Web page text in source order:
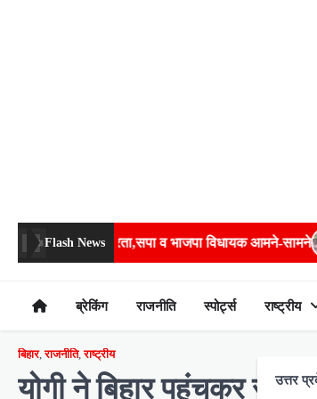
Flash News
व भाजपा विधायक आमने-सामने सत्याग्रहः
ब्रेकिंग राजनीति स्पोर्ट्स राष्ट्रीय
उत्तर
बिहार,राजनीति,राष्ट्रीय
योगी ने बिहार पहुंचकर